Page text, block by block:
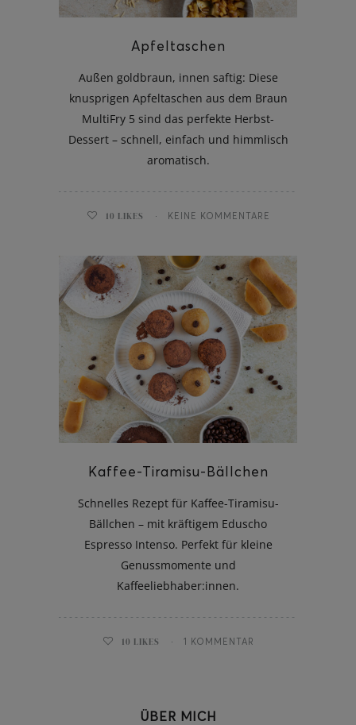
Apfeltaschen
Außen goldbraun, innen saftig: Diese
knusprigen Apfeltaschen aus dem Braun
MultiFry 5 sind das perfekte Herbst-
Dessert – schnell, einfach und himmlisch
aromatisch.
10 LIKES KEINE KOMMENTARE
Kaffee-Tiramisu-Bällchen
Schnelles Rezept für Kaffee-Tiramisu-
Bällchen – mit kräftigem Eduscho
Espresso Intenso. Perfekt für kleine
Genussmomente und
Kaffeeliebhaber:innen.
10 LIKES 1 KOMMENTAR
ÜBER MICH